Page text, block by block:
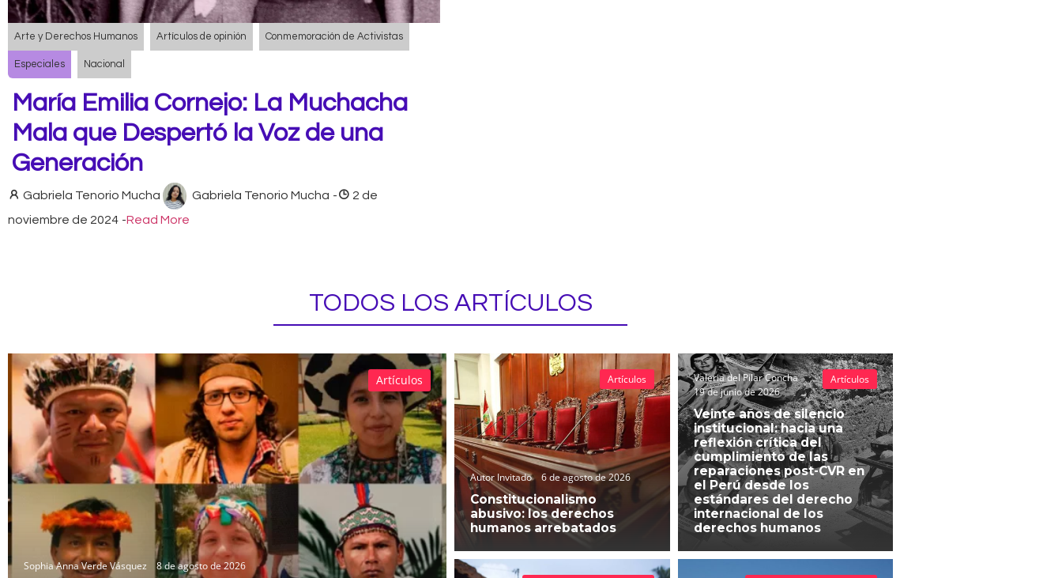
Arte y Derechos Humanos Artículos de opinión Conmemoración de Activistas
Especiales Nacional
María Emilia Cornejo: La Muchacha
Mala que Despertó la Voz de una
Generación
Gabriela Tenorio Mucha Gabriela Tenorio Mucha -
2 de
noviembre de 2024 -Read More
TODOS LOS ARTÍCULOS
Sophia Anna Verde Vásquez 8 de agosto de 2026
Artículos
Autor Invitado 6 de agosto de 2026
Constitucionalismo
abusivo: los derechos
humanos arrebatados
Artículos
Valeria del Pilar Concha
19 de junio de 2026
Veinte años de silencio
institucional: hacia una
reflexión crítica del
cumplimiento de las
reparaciones post-CVR en
el Perú desde los
estándares del derecho
internacional de los
derechos humanos
Artículos